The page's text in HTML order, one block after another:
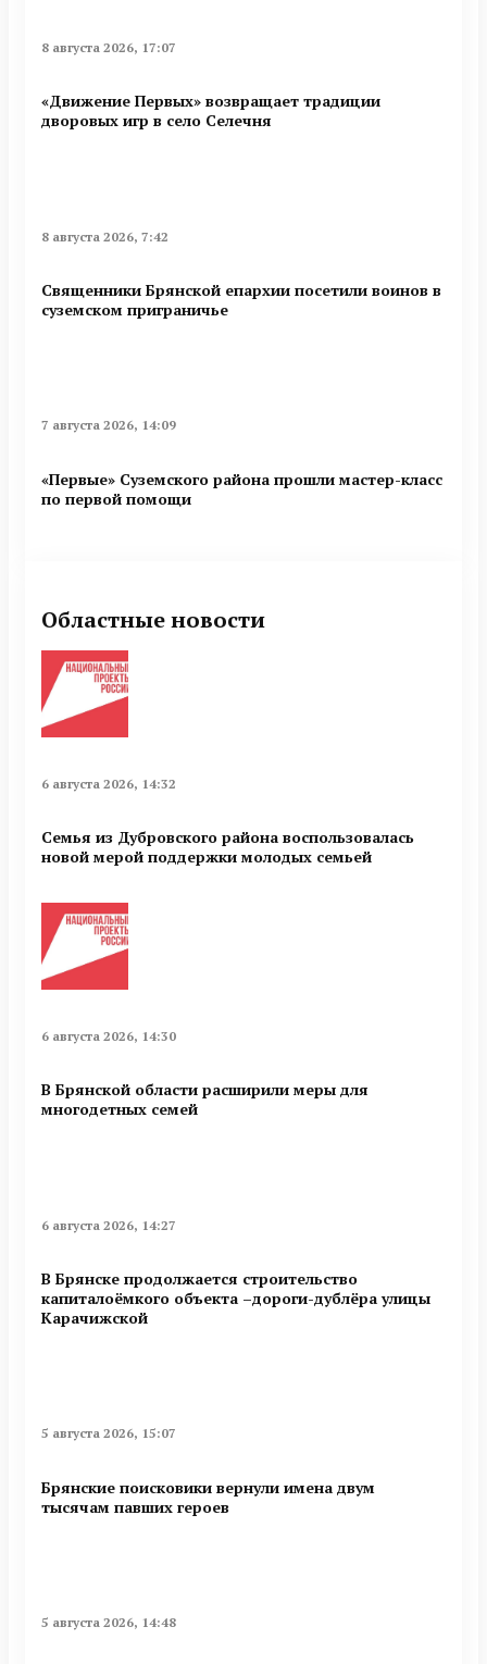
8 августа 2026, 17:07
«Движение Первых» возвращает традиции
дворовых игр в село Селечня
8 августа 2026, 7:42
Священники Брянской епархии посетили воинов в
суземском приграничье
7 августа 2026, 14:09
«Первые» Суземского района прошли мастер-класс
по первой помощи
Областные новости
6 августа 2026, 14:32
Семья из Дубровского района воспользовалась
новой мерой поддержки молодых семьей
6 августа 2026, 14:30
В Брянской области расширили меры для
многодетных семей
6 августа 2026, 14:27
В Брянске продолжается строительство
капиталоёмкого объекта –дороги-дублёра улицы
Карачижской
5 августа 2026, 15:07
Брянские поисковики вернули имена двум
тысячам павших героев
5 августа 2026, 14:48